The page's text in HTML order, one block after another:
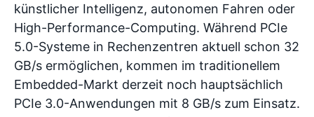
künstlicher Intelligenz, autonomen Fahren oder
High-Performance-Computing. Während PCIe
5.0-Systeme in Rechenzentren aktuell schon 32
GB/s ermöglichen, kommen im traditionellem
Embedded-Markt derzeit noch hauptsächlich
PCIe 3.0-Anwendungen mit 8 GB/s zum Einsatz.